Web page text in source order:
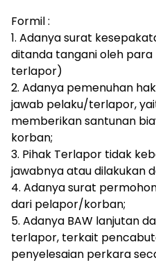
Formil :
1. Adanya surat
ditanda tangani oleh
terlapor)
2. Adanya pemenuhan
jawab pelaku/terlapor,
memberikan santunan
korban;
3. Pihak Terlapor tidak
jawabnya atau dilakukan
4. Adanya surat
dari pelapor/korban;
5. Adanya BAW lanjutan
terlapor, terkait
penyelesaian perkara